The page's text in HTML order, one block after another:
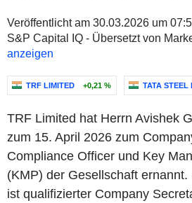
Veröffentlicht am 30.03.2026 um
S&P Capital IQ - Übersetzt von
anzeigen
TRF LIMITED +0,21 % TATA STEEL
TRF Limited hat Herrn Avishek
zum 15. April 2026 zum
Compliance Officer und Key
(KMP) der Gesellschaft
ist qualifizierter Company